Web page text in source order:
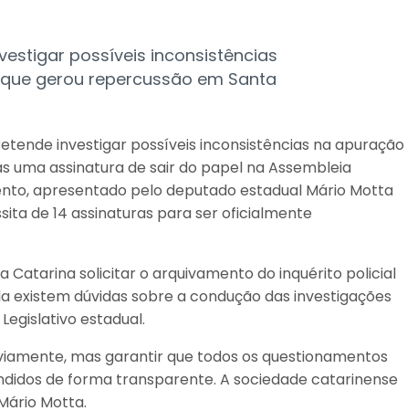
possíveis inconsistências
gerou repercussão em Santa
investigar possíveis inconsistências na apuração
assinatura de sair do papel na Assembleia
apresentado pelo deputado estadual Mário Motta
de 14 assinaturas para ser oficialmente
Catarina solicitar o arquivamento do inquérito policial
existem dúvidas sobre a condução das investigações
estadual.
mas garantir que todos os questionamentos
de forma transparente. A sociedade catarinense
Motta.